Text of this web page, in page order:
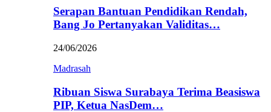
Serapan Bantuan Pendidikan Rendah,
Bang Jo Pertanyakan Validitas…
24/06/2026
Madrasah
Ribuan Siswa Surabaya Terima Beasiswa
PIP, Ketua NasDem…